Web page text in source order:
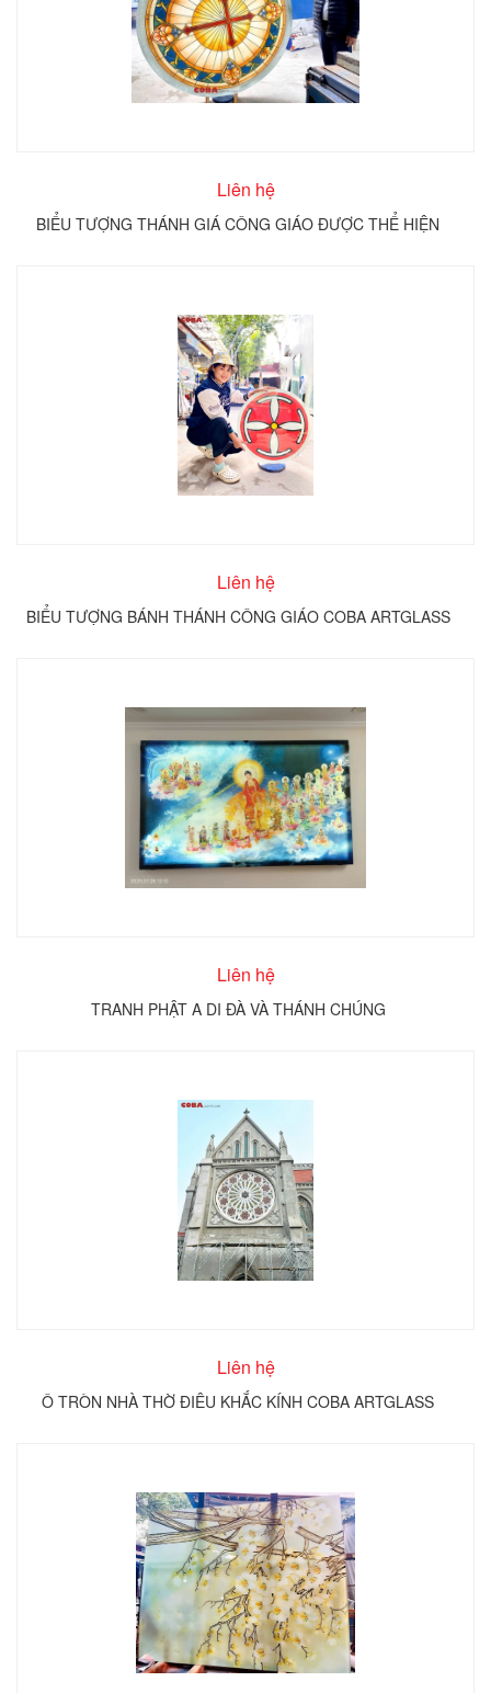
Liên hệ
BIỂU TƯỢNG THÁNH GIÁ CÔNG GIÁO ĐƯỢC THỂ HIỆN
Liên hệ
BIỂU TƯỢNG BÁNH THÁNH CÔNG GIÁO COBA ARTGLASS
Liên hệ
TRANH PHẬT A DI ĐÀ VÀ THÁNH CHÚNG
Liên hệ
Ô TRÒN NHÀ THỜ ĐIÊU KHẮC KÍNH COBA ARTGLASS